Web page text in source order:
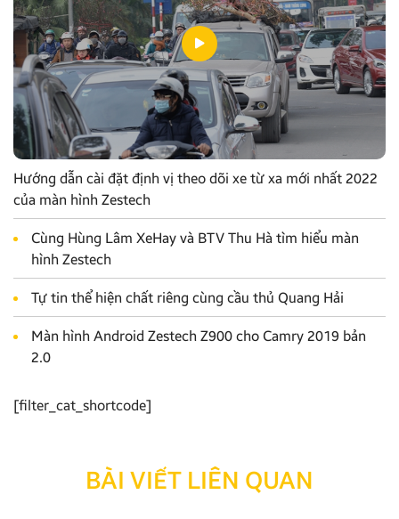
Hướng dẫn cài đặt định vị theo dõi xe từ xa mới nhất 2022
của màn hình Zestech
Cùng Hùng Lâm XeHay và BTV Thu Hà tìm hiểu màn
hình Zestech
Tự tin thể hiện chất riêng cùng cầu thủ Quang Hải
Màn hình Android Zestech Z900 cho Camry 2019 bản
2.0
[filter_cat_shortcode]
BÀI VIẾT LIÊN QUAN